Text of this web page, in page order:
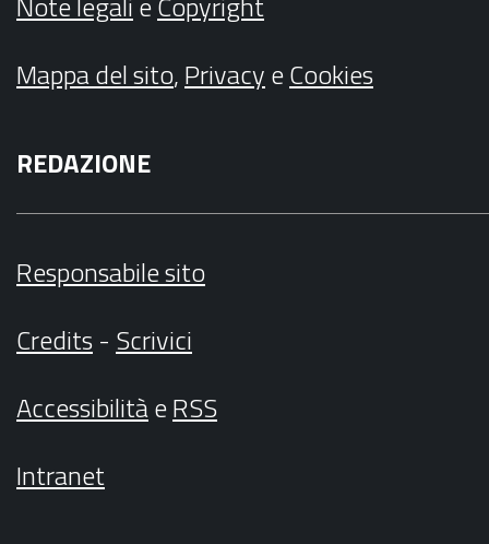
Mappa del sito,PrivacyeCookies
REDAZIONE
Responsabile sito
Credits- Scrivici
AccessibilitàeRSS
Intranet